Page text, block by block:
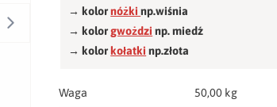
→ kolornóżkinp.wiśnia
→ kolorgwożdzi np. miedź
→ kolorkołatki np.złota
Waga 50,00 kg